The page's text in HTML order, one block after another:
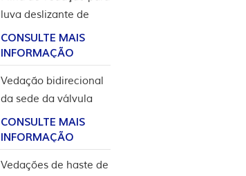
luva deslizante de
ferramentas de poço
CONSULTE MAIS
INFORMAÇÃO
Vedação bidirecional
da sede da válvula
esférica de alta
pressão
CONSULTE MAIS
INFORMAÇÃO
Vedações de haste de